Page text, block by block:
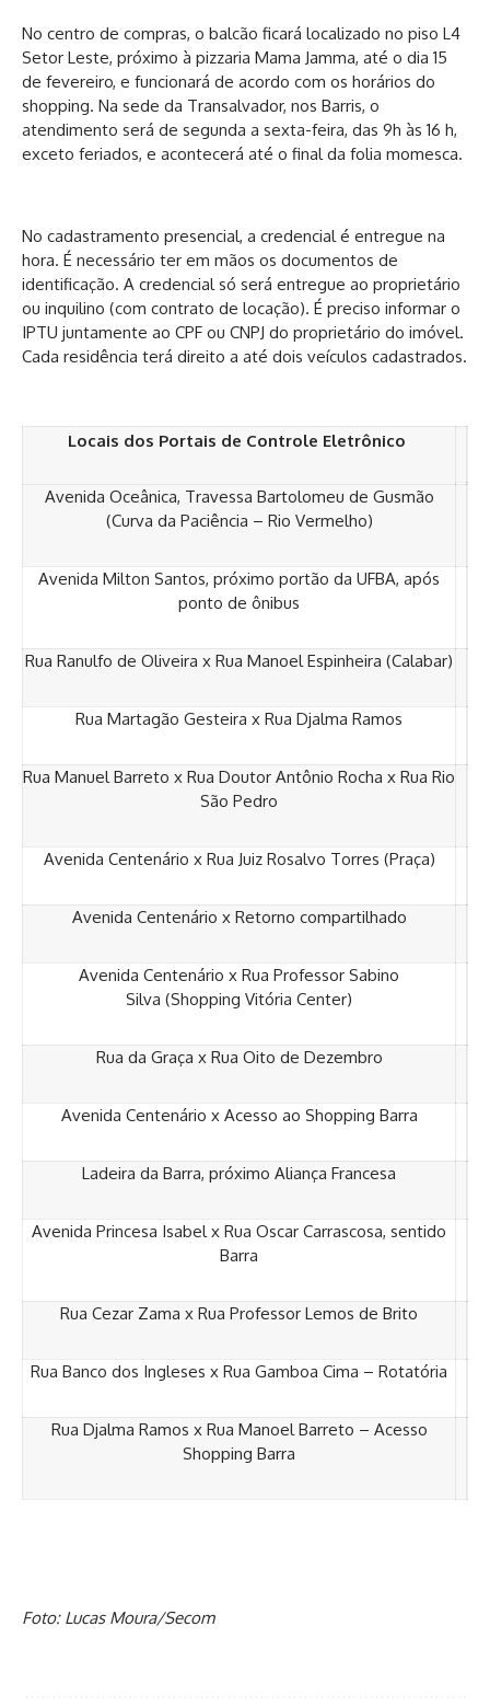
No centro de compras, o balcão ficará localizado no piso L4
Setor Leste, próximo à pizzaria Mama Jamma, até o dia 15
de fevereiro, e funcionará de acordo com os horários do
shopping. Na sede da Transalvador, nos Barris, o
atendimento será de segunda a sexta-feira, das 9h às 16 h,
exceto feriados, e acontecerá até o final da folia momesca.
No cadastramento presencial, a credencial é entregue na
hora. É necessário ter em mãos os documentos de
identificação. A credencial só será entregue ao proprietário
ou inquilino (com contrato de locação). É preciso informar o
IPTU juntamente ao CPF ou CNPJ do proprietário do imóvel.
Cada residência terá direito a até dois veículos cadastrados.
Locais dos Portais de Controle Eletrônico
Avenida Oceânica, Travessa Bartolomeu de Gusmão
(Curva da Paciência – Rio Vermelho)
Avenida Milton Santos, próximo portão da UFBA, após
ponto de ônibus
Rua Ranulfo de Oliveira x Rua Manoel Espinheira (Calabar)
Rua Martagão Gesteira x Rua Djalma Ramos
Rua Manuel Barreto x Rua Doutor Antônio Rocha x Rua Rio
São Pedro
Avenida Centenário x Rua Juiz Rosalvo Torres (Praça)
Avenida Centenário x Retorno compartilhado
Avenida Centenário x Rua Professor Sabino
Silva (Shopping Vitória Center)
Rua da Graça x Rua Oito de Dezembro
Avenida Centenário x Acesso ao Shopping Barra
Ladeira da Barra, próximo Aliança Francesa
Avenida Princesa Isabel x Rua Oscar Carrascosa, sentido
Barra
Rua Cezar Zama x Rua Professor Lemos de Brito
Rua Banco dos Ingleses x Rua Gamboa Cima – Rotatória
Rua Djalma Ramos x Rua Manoel Barreto – Acesso
Shopping Barra
Foto: Lucas Moura/Secom